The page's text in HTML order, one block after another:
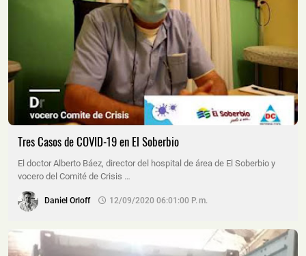
Tres Casos de COVID-19 en El Soberbio
El doctor Alberto Báez, director del hospital de área de El Soberbio y
vocero del Comité de Crisis …
Daniel Orloff 12/09/2020 06:01:00 P. M.